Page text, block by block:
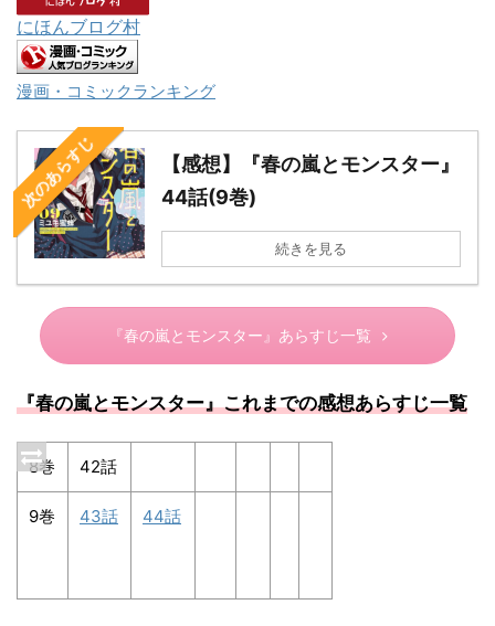
にほんブログ村
漫画・コミックランキング
次のあらすじ
【感想】『春の嵐とモンスター』
44話(9巻)
続きを見る
『春の嵐とモンスター』あらすじ一覧
『春の嵐とモンスター』これまでの感想あらすじ一覧
8巻 42話
9巻 43話 44話